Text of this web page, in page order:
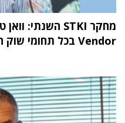
Vendor בכל תחומי שוק ה-IT